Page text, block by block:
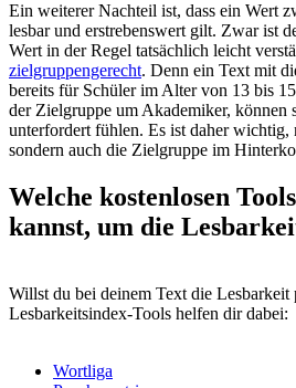
Ein weiterer Nachteil ist, dass ein Wert
lesbar und erstrebenswert gilt. Zwar ist
Wert in der Regel tatsächlich leicht
zielgruppengerecht. Denn ein Text mit
bereits für Schüler im Alter von 13 bis
der Zielgruppe um Akademiker, können
unterfordert fühlen. Es ist daher wichtig,
sondern auch die Zielgruppe im
Welche kostenlosen
kannst, um die
Willst du bei deinem Text die Lesbarkeit
Lesbarkeitsindex-Tools helfen dir dabei:
Wortliga